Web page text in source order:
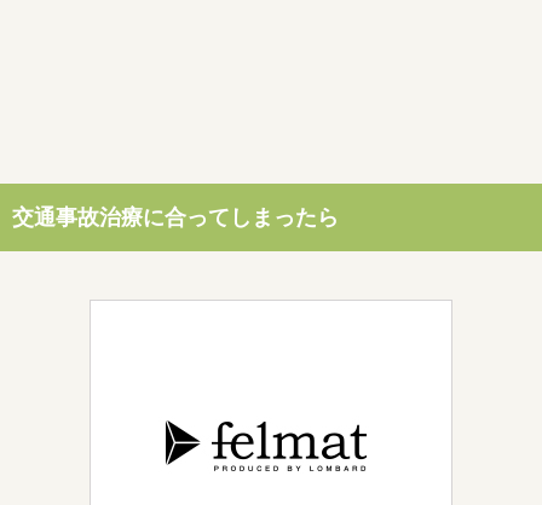
交通事故治療に合ってしまったら